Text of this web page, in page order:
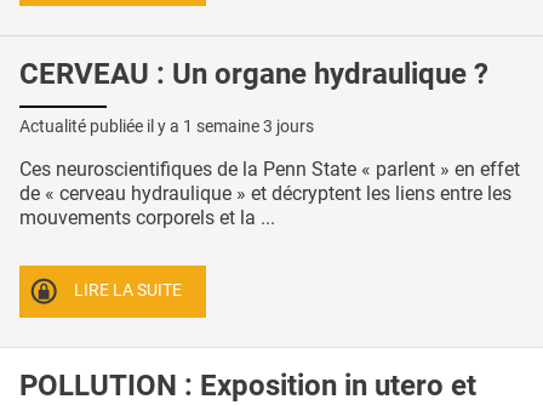
CERVEAU : Un organe hydraulique ?
Actualité publiée il y a 1 semaine 3 jours
Ces neuroscientifiques de la Penn State « parlent » en effet
de « cerveau hydraulique » et décryptent les liens entre les
mouvements corporels et la ...
LIRE LA SUITE
POLLUTION : Exposition in utero et